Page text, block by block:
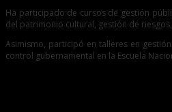
Ha participado de cursos de gestión
del patrimonio cultural, gestión de
Asimismo, participó en talleres en
control gubernamental en la Escuela